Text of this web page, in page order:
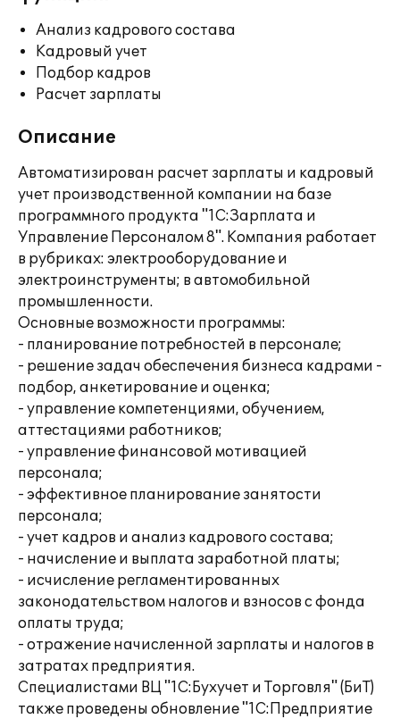
Анализ кадрового состава
Кадровый учет
Подбор кадров
Расчет зарплаты
Описание
Автоматизирован расчет зарплаты и кадровый
учет производственной компании на базе
программного продукта "1С:Зарплата и
Управление Персоналом 8". Компания работает
в рубриках: электрооборудование и
электроинструменты; в автомобильной
промышленности.
Основные возможности программы:
- планирование потребностей в персонале;
- решение задач обеспечения бизнеса кадрами -
подбор, анкетирование и оценка;
- управление компетенциями, обучением,
аттестациями работников;
- управление финансовой мотивацией
персонала;
- эффективное планирование занятости
персонала;
- учет кадров и анализ кадрового состава;
- начисление и выплата заработной платы;
- исчисление регламентированных
законодательством налогов и взносов с фонда
оплаты труда;
- отражение начисленной зарплаты и налогов в
затратах предприятия.
Специалистами ВЦ "1С:Бухучет и Торговля" (БиТ)
также проведены обновление "1С:Предприятие